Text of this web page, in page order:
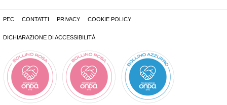
PEC CONTATTI PRIVACY COOKIE POLICY
DICHIARAZIONE DI ACCESSIBILITÀ